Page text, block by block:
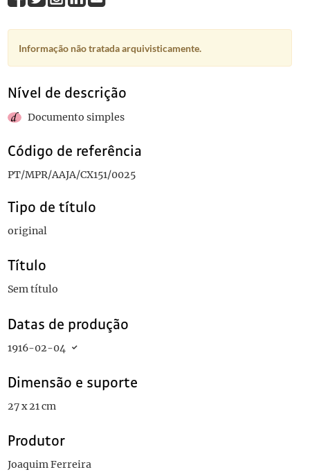
Informação não tratada arquivisticamente.
Nível de descrição
Documento simples
Código de referência
PT/MPR/AAJA/CX151/0025
Tipo de título
original
Título
Sem título
Datas de produção
1916-02-04
Dimensão e suporte
27 x 21 cm
Produtor
Joaquim Ferreira